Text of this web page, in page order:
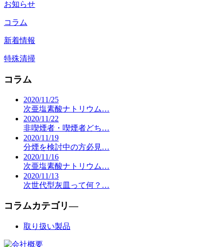
お知らせ
コラム
新着情報
特殊清掃
コラム
2020/11/25
次亜塩素酸ナトリウム…
2020/11/22
非喫煙者・喫煙者どち…
2020/11/19
分煙を検討中の方必見…
2020/11/16
次亜塩素酸ナトリウム…
2020/11/13
次世代型灰皿って何？…
コラムカテゴリ―
取り扱い製品